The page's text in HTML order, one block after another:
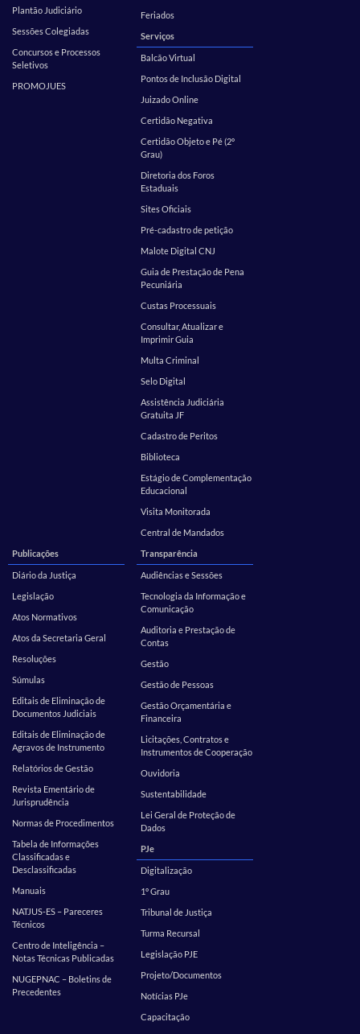
Plantão Judiciário
Sessões Colegiadas
Concursos e Processos
Seletivos
PROMOJUES
Feriados
Serviços
Balcão Virtual
Pontos de Inclusão Digital
Juizado Online
Certidão Negativa
Certidão Objeto e Pé (2º
Grau)
Diretoria dos Foros
Estaduais
Sites Oficiais
Pré-cadastro de petição
Malote Digital CNJ
Guia de Prestação de Pena
Pecuniária
Custas Processuais
Consultar, Atualizar e
Imprimir Guia
Multa Criminal
Selo Digital
Assistência Judiciária
Gratuita JF
Cadastro de Peritos
Biblioteca
Estágio de Complementação
Educacional
Visita Monitorada
Central de Mandados
Publicações
Diário da Justiça
Legislação
Atos Normativos
Atos da Secretaria Geral
Resoluções
Súmulas
Editais de Eliminação de
Documentos Judiciais
Editais de Eliminação de
Agravos de Instrumento
Relatórios de Gestão
Revista Ementário de
Jurisprudência
Normas de Procedimentos
Tabela de Informações
Classificadas e
Desclassificadas
Manuais
NATJUS-ES – Pareceres
Técnicos
Centro de Inteligência –
Notas Técnicas Publicadas
NUGEPNAC – Boletins de
Precedentes
Transparência
Audiências e Sessões
Tecnologia da Informação e
Comunicação
Auditoria e Prestação de
Contas
Gestão
Gestão de Pessoas
Gestão Orçamentária e
Financeira
Licitações, Contratos e
Instrumentos de Cooperação
Ouvidoria
Sustentabilidade
Lei Geral de Proteção de
Dados
PJe
Digitalização
1º Grau
Tribunal de Justiça
Turma Recursal
Legislação PJE
Projeto/Documentos
Notícias PJe
Capacitação